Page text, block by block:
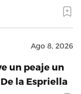
Ago 8, 2026
un peaje un
la Espriella